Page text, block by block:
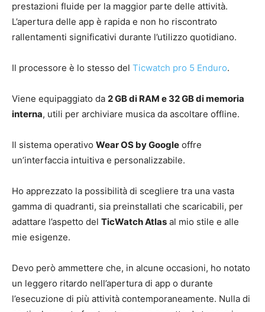
prestazioni fluide per la maggior parte delle attività.
L’apertura delle app è rapida e non ho riscontrato
rallentamenti significativi durante l’utilizzo quotidiano.
Il processore è lo stesso del Ticwatch pro 5 Enduro.
Viene equipaggiato da 2 GB di RAM e 32 GB di memoria
interna, utili per archiviare musica da ascoltare offline.
Il sistema operativo Wear OS by Google offre
un’interfaccia intuitiva e personalizzabile.
Ho apprezzato la possibilità di scegliere tra una vasta
gamma di quadranti, sia preinstallati che scaricabili, per
adattare l’aspetto del TicWatch Atlas al mio stile e alle
mie esigenze.
Devo però ammettere che, in alcune occasioni, ho notato
un leggero ritardo nell’apertura di app o durante
l’esecuzione di più attività contemporaneamente. Nulla di